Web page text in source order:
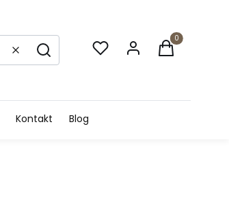
WyczyśćSzukaj
Produkty w
Kontakt Blog